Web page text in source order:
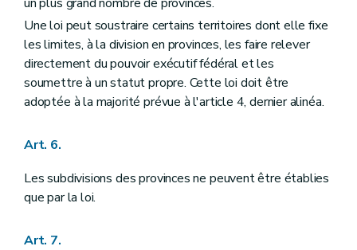
Art. 85
Art. 86
Art. 87
Art. 88
Art. 89
Art. 90
Art. 91
Section II Du Gouvernement fédéral
Art. 96
Art. 97
Une loi peut soustraire certains territoires dont elle fixe
les limites, à la division en provinces, les faire relever
directement du pouvoir exécutif fédéral et les
soumettre à un statut propre. Cette loi doit être
adoptée à la majorité prévue à l'article 4, dernier alinéa.
Art. 6.
Les subdivisions des provinces ne peuvent être établies
que par la loi.
Art. 7.